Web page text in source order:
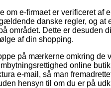
om e-firmaet er verificeret
danske regler, og at
området. Dette er desuden
af din shopping.
på mærkerne omkring de
online
e-mail, så man
hensyn til om du er på